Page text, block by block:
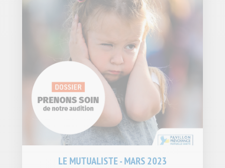
LE MUTUALISTE - MARS 2023